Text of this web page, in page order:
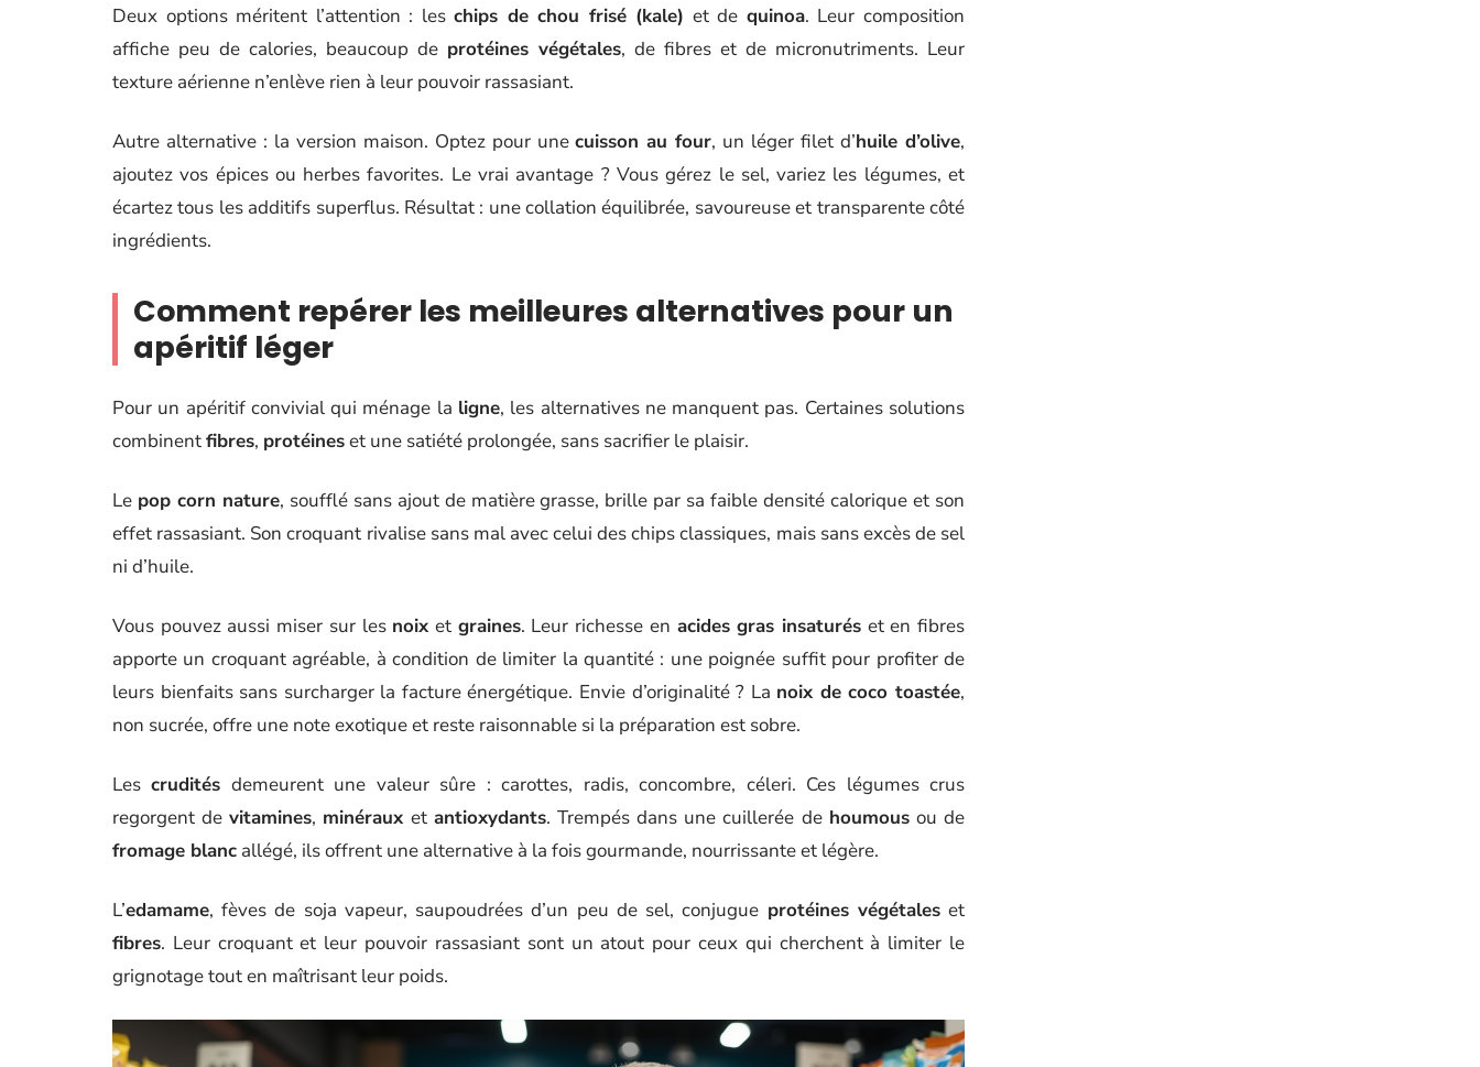
Deux options méritent l’attention : leschips de chou frisé (kale) et de quinoa. Leur composition
affiche peu de calories, beaucoup de protéines végétales, de fibres et de micronutriments. Leur
texture aérienne n’enlève rien à leur pouvoir rassasiant.
Autre alternative : la version maison. Optez pour unecuisson au four, un léger filet d’huile d’olive,
ajoutez vos épices ou herbes favorites. Le vrai avantage ? Vous gérez le sel, variez les légumes, et
écartez tous les additifs superflus. Résultat : une collation équilibrée, savoureuse et transparente côté
ingrédients.
Comment repérer les meilleures alternatives pour un
apéritif léger
Pour un apéritif convivial qui ménage la ligne, les alternatives ne manquent pas. Certaines solutions
combinentfibres, protéineset une satiété prolongée, sans sacrifier le plaisir.
Le pop corn nature, soufflé sans ajout de matière grasse, brille par sa faible densité calorique et son
effet rassasiant. Son croquant rivalise sans mal avec celui des chips classiques, mais sans excès de sel
ni d’huile.
Vous pouvez aussi miser sur les noix et graines. Leur richesse en acides gras insaturéset en fibres
apporte un croquant agréable, à condition de limiter la quantité : une poignée suffit pour profiter de
leurs bienfaits sans surcharger la facture énergétique. Envie d’originalité ? La noix de coco toastée,
non sucrée, offre une note exotique et reste raisonnable si la préparation est sobre.
Lescrudités demeurent une valeur sûre : carottes, radis, concombre, céleri. Ces légumes crus
regorgent devitamines, minéraux et antioxydants. Trempés dans une cuillerée de houmousou de
fromage blanc allégé, ils offrent une alternative à la fois gourmande, nourrissante et légère.
L’edamame, fèves de soja vapeur, saupoudrées d’un peu de sel, conjugue protéines végétaleset
fibres. Leur croquant et leur pouvoir rassasiant sont un atout pour ceux qui cherchent à limiter le
grignotage tout en maîtrisant leur poids.